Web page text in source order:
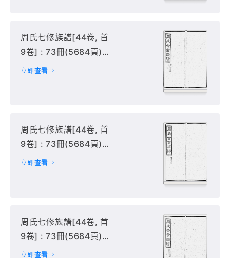
周氏七修族譜[44卷, 首
9卷] : 73冊(5684頁) :
61-65冊,
立即查看
周氏七修族譜[44卷, 首
9卷] : 73冊(5684頁) :
66-70冊,
立即查看
周氏七修族譜[44卷, 首
9卷] : 73冊(5684頁) :
71-73冊,
立即查看